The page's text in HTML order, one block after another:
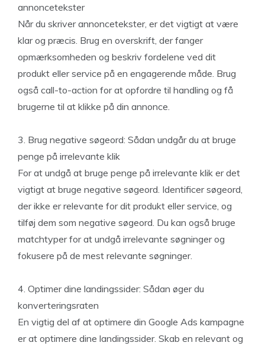
annoncetekster
Når du skriver annoncetekster, er det vigtigt at være
klar og præcis. Brug en overskrift, der fanger
opmærksomheden og beskriv fordelene ved dit
produkt eller service på en engagerende måde. Brug
også call-to-action for at opfordre til handling og få
brugerne til at klikke på din annonce.
3. Brug negative søgeord: Sådan undgår du at bruge
penge på irrelevante klik
For at undgå at bruge penge på irrelevante klik er det
vigtigt at bruge negative søgeord. Identificer søgeord,
der ikke er relevante for dit produkt eller service, og
tilføj dem som negative søgeord. Du kan også bruge
matchtyper for at undgå irrelevante søgninger og
fokusere på de mest relevante søgninger.
4. Optimer dine landingssider: Sådan øger du
konverteringsraten
En vigtig del af at optimere din Google Ads kampagne
er at optimere dine landingssider. Skab en relevant og